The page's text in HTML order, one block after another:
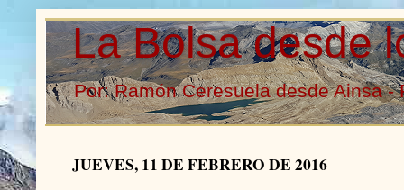
La Bolsa desde
Por: Ramón Ceresuela desde Ainsa -
JUEVES, 11 DE FEBRERO DE 2016